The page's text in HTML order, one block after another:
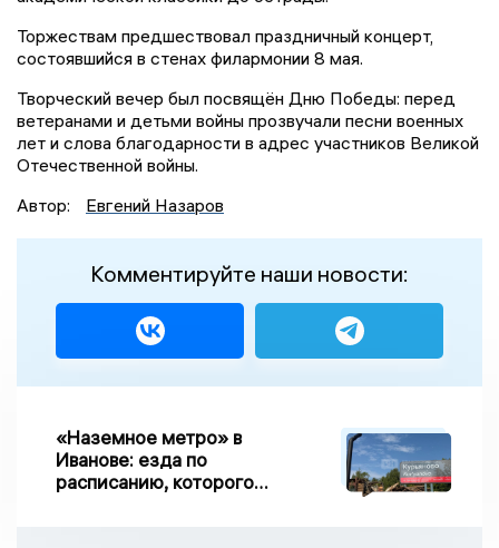
Торжествам предшествовал праздничный концерт,
состоявшийся в стенах филармонии 8 мая.
Творческий вечер был посвящён Дню Победы: перед
ветеранами и детьми войны прозвучали песни военных
лет и слова благодарности в адрес участников Великой
Отечественной войны.
Автор:
Евгений Назаров
Комментируйте наши новости:
«Наземное метро» в
Иванове: езда по
расписанию, которого